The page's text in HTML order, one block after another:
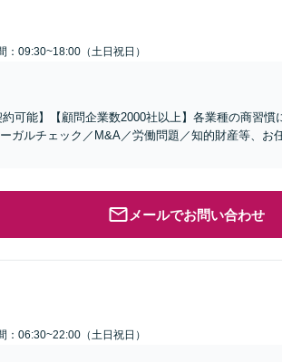
：09:30~18:00（土日祝日）
可能】【顧問企業数2000社以上】各業種の商習慣
ガルチェック／M&A／労働問題／知的財産等、お
メールでお問い合わせ
：06:30~22:00（土日祝日）